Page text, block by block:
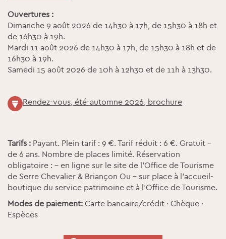
Ouvertures :
Dimanche 9 août 2026 de 14h30 à 17h, de 15h30 à 18h et
de 16h30 à 19h.
Mardi 11 août 2026 de 14h30 à 17h, de 15h30 à 18h et de
16h30 à 19h.
Samedi 15 août 2026 de 10h à 12h30 et de 11h à 13h30.
Rendez-vous, été-automne 2026, brochure
Tarifs : Payant. Plein tarif : 9 €. Tarif réduit : 6 €. Gratuit -
de 6 ans. Nombre de places limité. Réservation
obligatoire : - en ligne sur le site de l’Office de Tourisme
de Serre Chevalier & Briançon Ou - sur place à l'accueil-
boutique du service patrimoine et à l’Office de Tourisme.
Modes de paiement: Carte bancaire/crédit · Chèque ·
Espèces